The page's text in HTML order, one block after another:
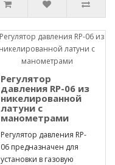
Регулятор
давления RP-06 из
никелированной
латуни с
манометрами
Регулятор давления RP-
06 предназначен для
установки в газовую